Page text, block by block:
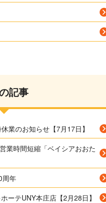
記事
業のお知らせ【7月17日】
業時間短縮「ベイシアおおた
周年
ーテUNY本庄店【2月28日】